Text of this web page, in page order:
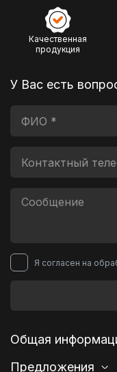
Качественная
продукция
У Вас есть
Я согласен на
Общая
Предложения